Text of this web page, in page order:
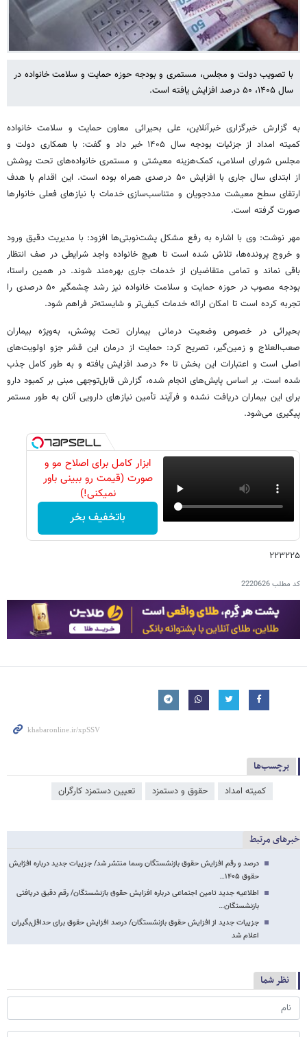
با تصویب دولت و مجلس، مستمری و بودجه حوزه حمایت و سلامت خانواده در
سال ۱۴۰۵، ۵۰ درصد افزایش یافته است.
به گزارش خبرگزاری خبرآنلاین، علی بحیرائی معاون حمایت و سلامت خانواده
کمیته امداد از جزئیات بودجه سال ۱۴۰۵ خبر داد و گفت: با همکاری دولت و
مجلس شورای اسلامی، کمک‌هزینه معیشتی و مستمری خانواده‌های تحت پوشش
از ابتدای سال جاری با افزایش ۵۰ درصدی همراه بوده است. این اقدام با هدف
ارتقای سطح معیشت مددجویان و متناسب‌سازی خدمات با نیازهای فعلی خانوارها
صورت گرفته است.
مهر نوشت: وی با اشاره به رفع مشکل پشت‌نوبتی‌ها افزود: با مدیریت دقیق ورود
و خروج پرونده‌ها، تلاش شده است تا هیچ خانواده واجد شرایطی در صف انتظار
باقی نماند و تمامی متقاضیان از خدمات جاری بهره‌مند شوند. در همین راستا،
بودجه مصوب در حوزه حمایت و سلامت خانواده نیز رشد چشمگیر ۵۰ درصدی را
تجربه کرده است تا امکان ارائه خدمات کیفی‌تر و شایسته‌تر فراهم شود.
بحیرائی در خصوص وضعیت درمانی بیماران تحت پوشش، به‌ویژه بیماران
صعب‌العلاج و زمین‌گیر، تصریح کرد: حمایت از درمان این قشر جزو اولویت‌های
اصلی است و اعتبارات این بخش تا ۶۰ درصد افزایش یافته و به طور کامل جذب
شده است. بر اساس پایش‌های انجام شده، گزارش قابل‌توجهی مبنی بر کمبود دارو
برای این بیماران دریافت نشده و فرآیند تأمین نیازهای دارویی آنان به طور مستمر
پیگیری می‌شود.
ابزار کامل برای اصلاح مو و
صورت (قیمت رو ببینی باور
نمیکنی!)
باتخفیف بخر
۲۲۳۲۲۵
کد مطلب2220626
برچسب‌ها
کمیته امداد حقوق و دستمزد تعیین دستمزد کارگران
خبرهای مرتبط
درصد و رقم افزایش حقوق بازنشستگان رسما منتشر شد/ جزییات جدید درباره افژایش
حقوق ۱۴۰۵…
اطلاعیه جدید تامین اجتماعی درباره افزایش حقوق بازنشستگان/ رقم دقیق دریافتی
بازنشستگان…
جزییات جدید از افزایش حقوق بازنشستگان/ درصد افزایش حقوق برای حداقل‌بگیران
اعلام شد
نظر شما